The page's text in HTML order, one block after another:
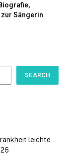
Sängerin
SEARCH
leichte